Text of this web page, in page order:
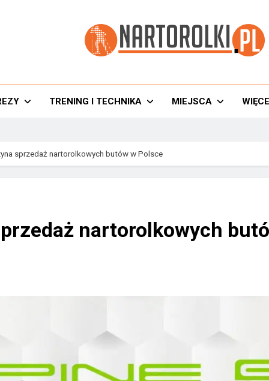
TRENING I TECHNIKA MIEJSCA
sprzedaż nartorolkowych butów w Polsce
nartorolkowych